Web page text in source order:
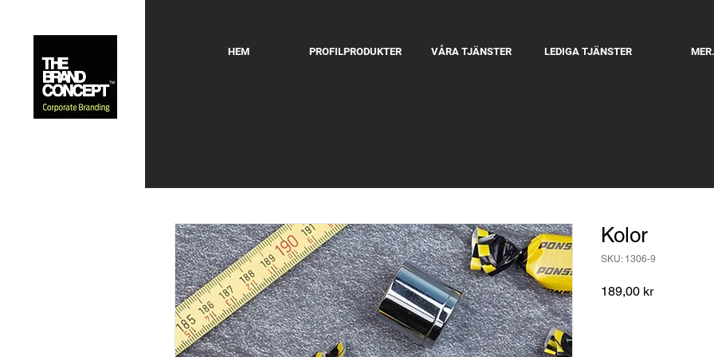
HEM PROFILPRODUKTER VÅRA TJÄNSTER LEDIGA TJÄNSTER
Kolor
SKU: 1306-9
189,00 krPris